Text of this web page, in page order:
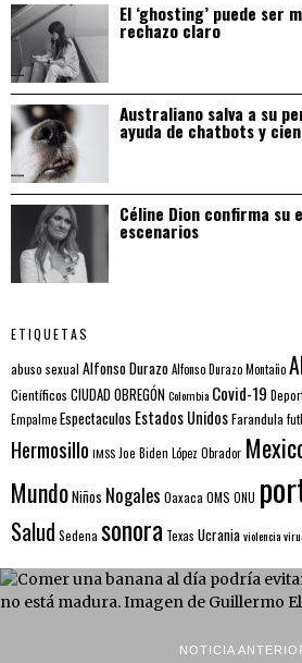
El ‘ghosting’ puede ser
rechazo claro
Australiano salva a su
ayuda de chatbots y
Céline Dion confirma su
escenarios
ETIQUETAS
abuso sexual Alfonso DurazoAlfonso Durazo Montaño
Científicos CIUDAD OBREGÓNColombia Covid-19
EmpalmeEspectaculos Estados UnidosFarandula
Hermosillo IMSS Joe Biden López Obrador
MundoNiños Nogales Oaxaca OMS ONU
Salud Sedena sonora Texas Ucraniaviolencia
NOTICIA